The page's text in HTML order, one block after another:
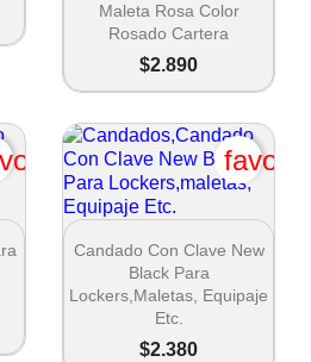
Maleta Rosa Color
Rosado Cartera
$2.890
 Vista rápida
Candado Con Clave New
Black Para
Lockers,maletas, Equipaje
Etc.
$2.380